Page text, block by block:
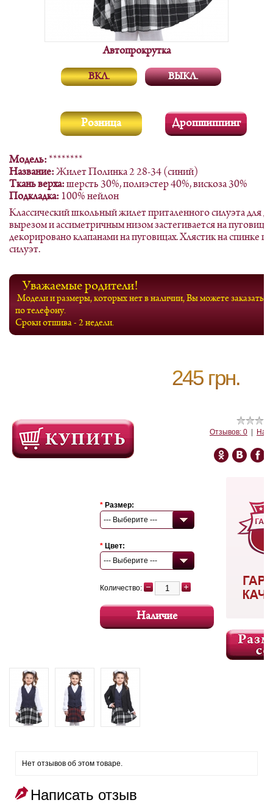
Автопрокрутка
ВКЛ. ВЫКЛ.
Розница Дропшиппинг
Модель:********
Название:Жилет Полинка 2 28-34 (синий)
Ткань верха:шерсть 30%, полиэстер 40%, вискоза 30%
Подкладка: 100% нейлон
Классический школьный жилет приталенного силуэта для
вырезом и ассиметричным низом застегивается на
декорировано клапанами на пуговицах. Хлястик на спинке
силуэт.
Уважаемые родители!
Модели и размеры, которых нет в наличии, Вы можете заказать
по телефону.
Сроки отшива - 2 недели.
245 грн.
Отзывов: 0
* Размер:
--- Выберите ---
* Цвет:
--- Выберите ---
Количество:
Наличие
Нет отзывов об этом товаре.
Написать отзыв